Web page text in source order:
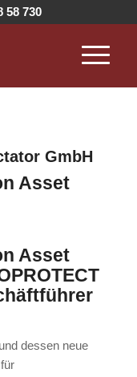
58 730
GmbH
Asset
Asset
dessen neue